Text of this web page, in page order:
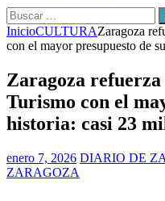
Buscar:
InicioCULTURAZaragoza
con el mayor presupuesto de
Zaragoza
Turismo con el
historia: casi 23
enero 7, 2026 DIARIO DE
ZARAGOZA